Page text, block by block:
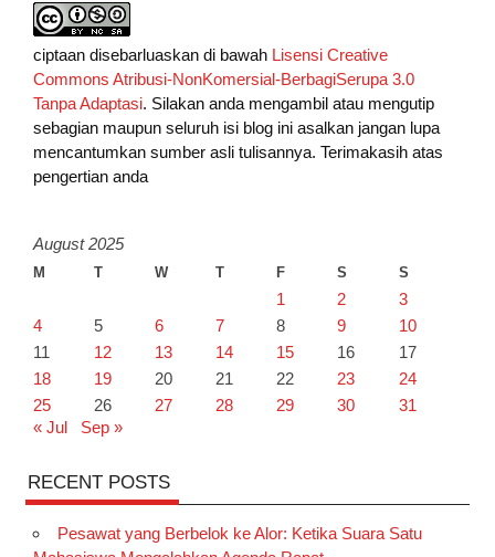
ciptaan disebarluaskan di bawah Lisensi Creative
Commons Atribusi-NonKomersial-BerbagiSerupa 3.0
Tanpa Adaptasi. Silakan anda mengambil atau mengutip
sebagian maupun seluruh isi blog ini asalkan jangan lupa
mencantumkan sumber asli tulisannya. Terimakasih atas
pengertian anda
August 2025
M T W T F S S
1 2
3
4
5 6 7 8 9
10
11
12 13 14 15 16
17
18
19 20 21 22 23
24
25
26 27 28 29 30
31
« Jul
Sep »
RECENT POSTS
Pesawat yang Berbelok ke Alor: Ketika Suara Satu